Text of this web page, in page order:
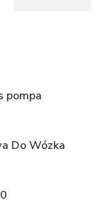
pompa
Do Wózka